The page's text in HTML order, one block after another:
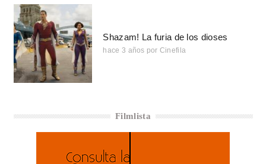
Shazam! La furia de los dioses
hace 3 años por Cinefila
Filmlista